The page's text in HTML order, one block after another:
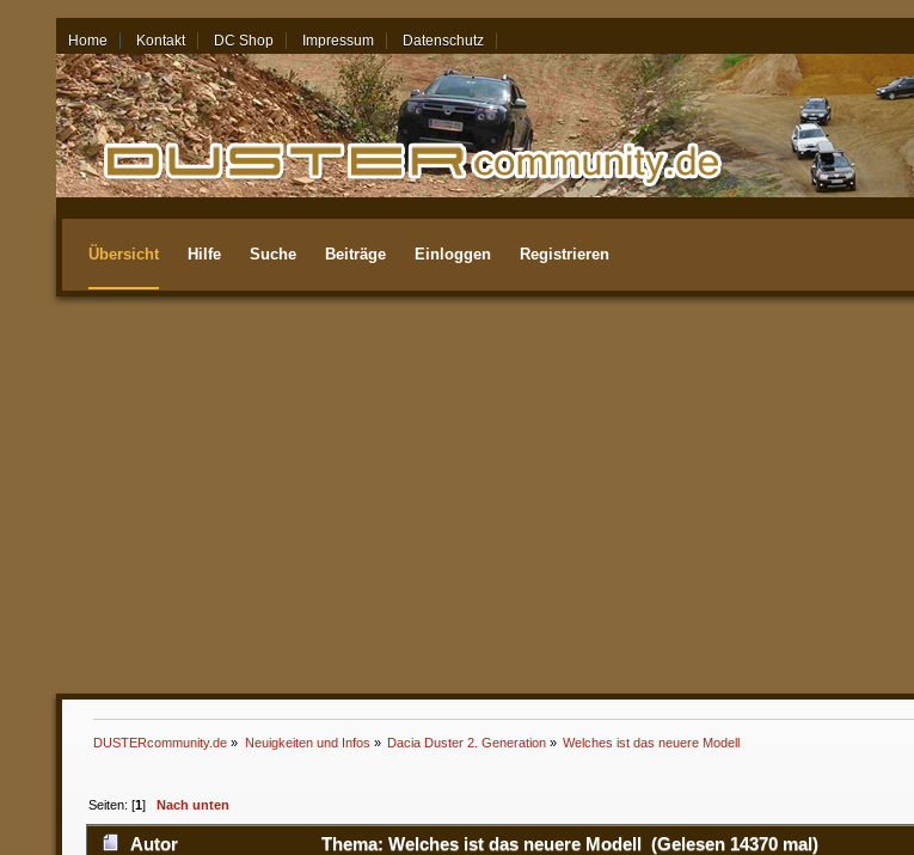
Home Kontakt DC Shop Impressum Datenschutz
06.08.26 - 02:30
Übersicht Hilfe Suche Beiträge Einloggen Registrieren
DUSTERcommunity.de » Neuigkeiten und Infos » Dacia Duster 2. Generation» Welches ist das neuere Modell
Seiten: [1] Nach unten
Autor Thema: Welches ist das neuere Modell (Gelesen 14370 mal)